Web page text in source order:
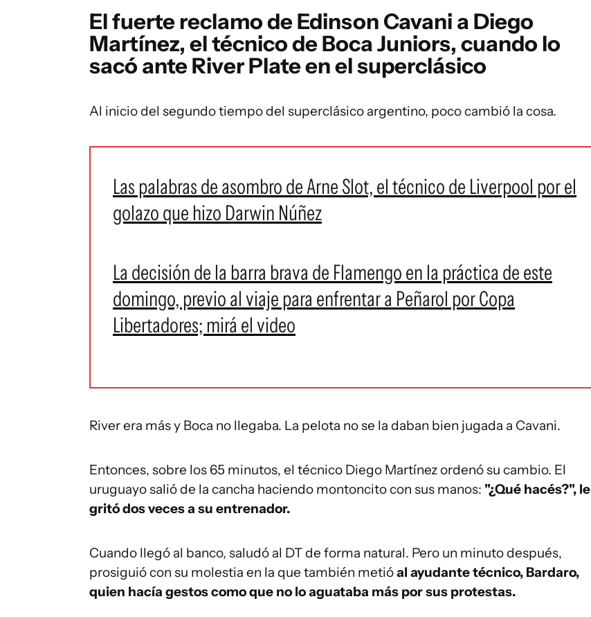
El fuerte reclamo de Edinson Cavani a Diego
Martínez, el técnico de Boca Juniors, cuando lo
sacó ante River Plate en el superclásico
Al inicio del segundo tiempo del superclásico argentino, poco cambió la cosa.
Las palabras de asombro de Arne Slot, el técnico de Liverpool por el
golazo que hizo Darwin Núñez
La decisión de la barra brava de Flamengo en la práctica de este
domingo, previo al viaje para enfrentar a Peñarol por Copa
Libertadores; mirá el video
River era más y Boca no llegaba. La pelota no se la daban bien jugada a Cavani.
Entonces, sobre los 65 minutos, el técnico Diego Martínez ordenó su cambio. El
uruguayo salió de la cancha haciendo montoncito con sus manos: "¿Qué hacés?", le
gritó dos veces a su entrenador.
Cuando llegó al banco, saludó al DT de forma natural. Pero un minuto después,
prosiguió con su molestia en la que también metióal ayudante técnico, Bardaro,
quien hacía gestos como que no lo aguataba más por sus protestas.